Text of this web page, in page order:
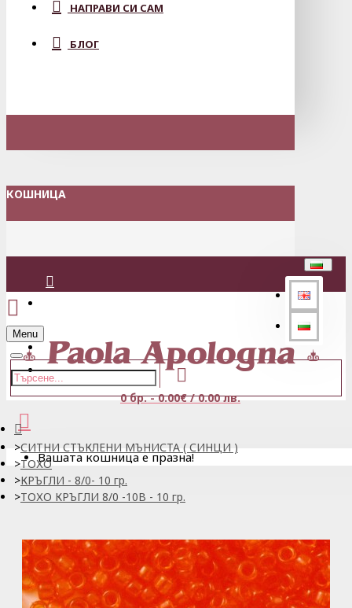
НАПРАВИ СИ САМ
БЛОГ
КОШНИЦА
Регистрация
Menu
0 бр. - 0.00€ / 0.00 лв.
Вашата кошница е празна!
СИТНИ СТЪКЛЕНИ МЪНИСТА ( СИНЦИ )
ТОХО
КРЪГЛИ - 8/0- 10 гр.
ТОХО КРЪГЛИ 8/0 -10B - 10 гр.